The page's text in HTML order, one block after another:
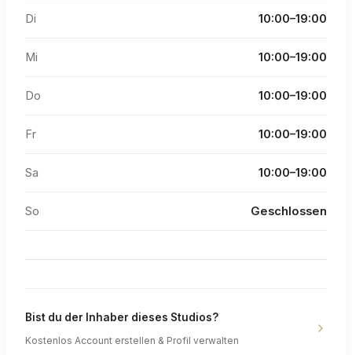
Di 10:00–19:00
Mi 10:00–19:00
Do 10:00–19:00
Fr 10:00–19:00
Sa 10:00–19:00
So Geschlossen
Bist du der Inhaber dieses Studios?
Kostenlos Account erstellen & Profil verwalten